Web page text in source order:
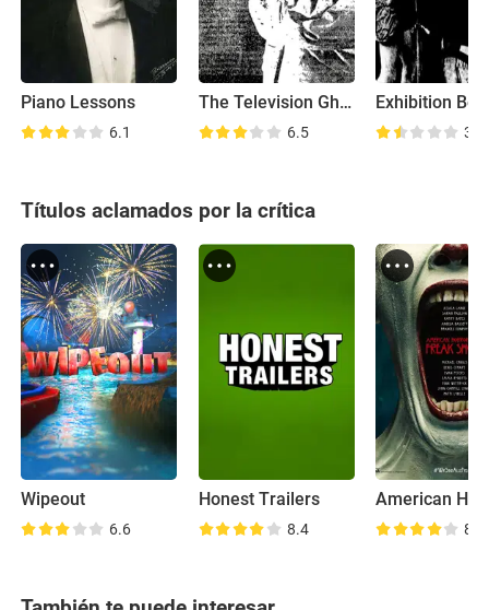
Piano Lessons
6.1
The Television Ghost
6.5 3.2
Títulos aclamados por la crítica
Wipeout
6.6
Honest Trailers
8.4 8.4